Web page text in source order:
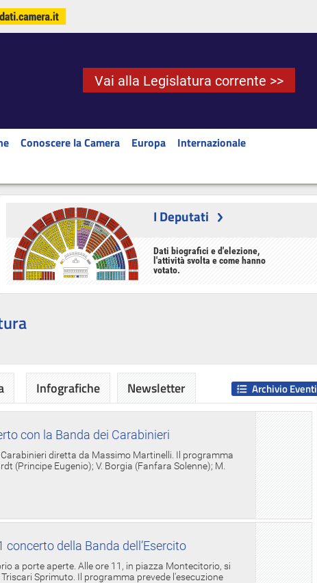
Vai alla Legislatura corrente >>
Conoscere la Camera Europa
Internazionale
I Deputati
Dati biografici e d'elezione,
l'attività svolta e come hanno
votato.
con la Banda dei Carabinieri
diretta da Massimo Martinelli. Il programma
(Principe Eugenio); V. Borgia (Fanfara Solenne); M.
della Banda dell’Esercito
a porte aperte. Alle ore 11, in piazza Montecitorio, si
Sprimuto. Il programma prevede l'esecuzione
Archivio Eventi
Infografiche Newsletter